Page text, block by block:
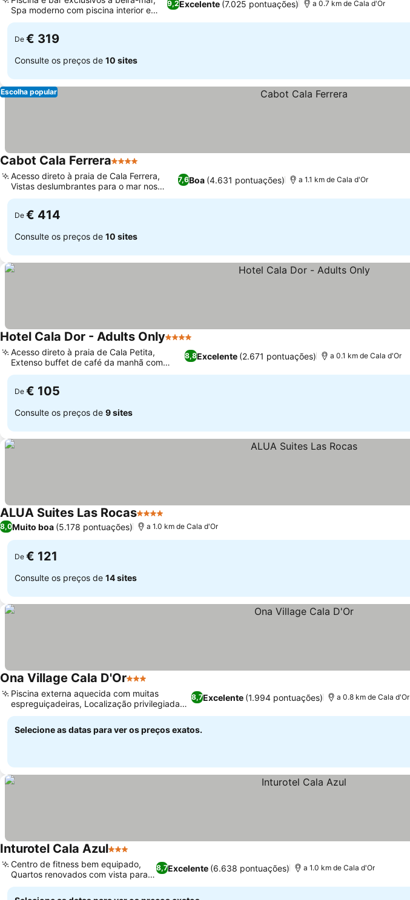
9,2Excelente (7.025 pontuações)
Spa moderno com piscina interior e
hammam
a 0.7 km de Cala d'Or
De € 319
Consulte os preços de 10 sites
Escolha popular
Cabot Cala Ferrera4 Estrelas
7,6Boa (4.631 pontuações)
Acesso direto à praia de Cala Ferrera,
Vistas deslumbrantes para o mar nos
quartos
a 1.1 km de Cala d'Or
De € 414
Consulte os preços de 10 sites
Hotel Cala Dor - Adults Only4 Estrelas
8,8Excelente (2.671 pontuações)
Acesso direto à praia de Cala Petita,
Extenso buffet de café da manhã com
especialidades locais
a 0.1 km de Cala d'Or
De € 105
Consulte os preços de 9 sites
ALUA Suites Las Rocas4 Estrelas
8,0Muito boa (5.178 pontuações) a 1.0 km de Cala d'Or
De € 121
Consulte os preços de 14 sites
Ona Village Cala D'Or3 Estrelas
8,7Excelente (1.994 pontuações)
Piscina externa aquecida com muitas
espreguiçadeiras, Localização privilegiada
perto de praias e lojas
a 0.8 km de Cala d'Or
Selecione as datas para ver os preços exatos.
Inturotel Cala Azul3 Estrelas
8,7Excelente (6.638 pontuações)
Centro de fitness bem equipado,
Quartos renovados com vista para o
mar
a 1.0 km de Cala d'Or